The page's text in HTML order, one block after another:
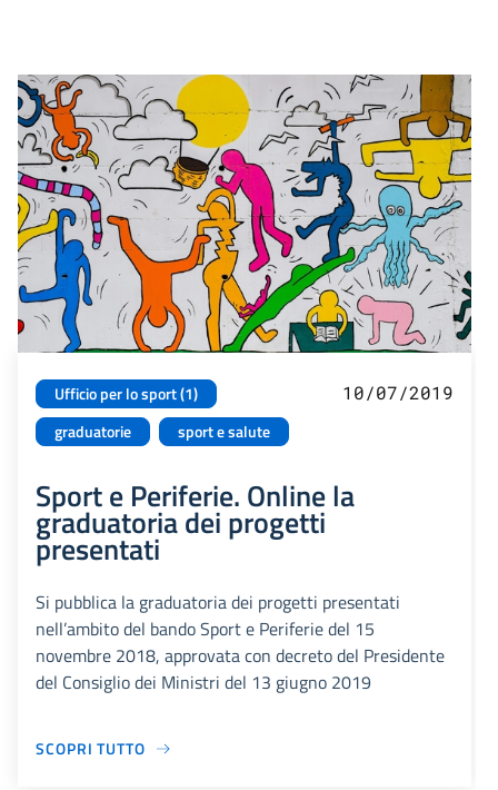
Ufficio per lo sport (1)
graduatorie
sport e salute
10/07/2019
Sport e Periferie. Online la
graduatoria dei progetti
presentati
Si pubblica la graduatoria dei progetti presentati
nell’ambito del bando Sport e Periferie del 15
novembre 2018, approvata con decreto del Presidente
del Consiglio dei Ministri del 13 giugno 2019
SCOPRI TUTTO